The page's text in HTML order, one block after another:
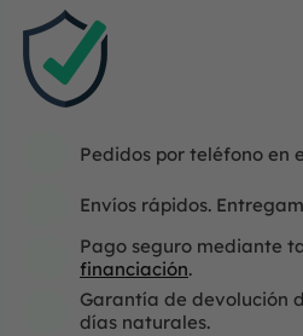
Pedidos por teléfono en
Envíos rápidos.
Pago seguro mediante
financiación.
Garantía de devolución
días naturales.